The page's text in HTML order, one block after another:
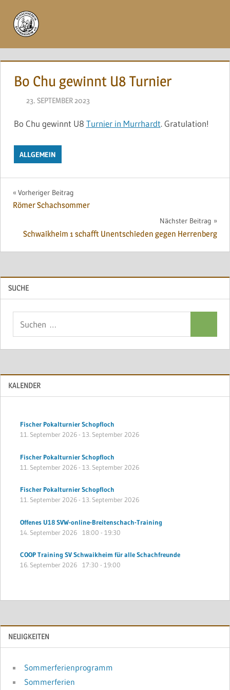
Inhalt
springen
Bo Chu gewinnt U8 Turnier
23. SEPTEMBER 2023
Bo Chu gewinnt U8 Turnier in Murrhardt. Gratulation!
ALLGEMEIN
Beitragsnavigation
Vorheriger Beitrag
Römer Schachsommer
Nächster Beitrag
Schwaikheim 1 schafft Unentschieden gegen Herrenberg
SUCHE
KALENDER
Fischer Pokalturnier Schopfloch
11. September 2026- 13. September 2026
Fischer Pokalturnier Schopfloch
11. September 2026- 13. September 2026
Fischer Pokalturnier Schopfloch
11. September 2026- 13. September 2026
Offenes U18 SVW-online-Breitenschach-Training
14. September 2026 18:00 - 19:30
COOP Training SV Schwaikheim für alle Schachfreunde
16. September 2026 17:30 - 19:00
NEUIGKEITEN
Sommerferienprogramm
Sommerferien